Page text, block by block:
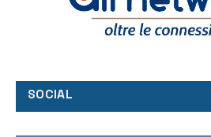
SOCIAL